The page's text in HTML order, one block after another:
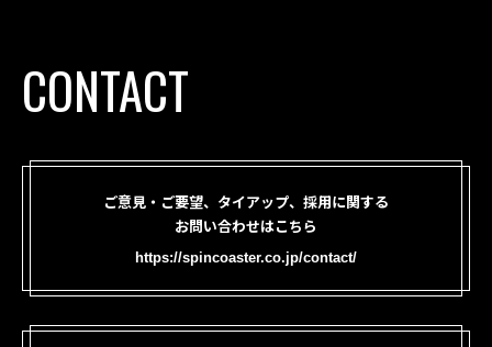
CONTACT
ご意見・ご要望、タイアップ、採用に関する
お問い合わせはこちら
https://spincoaster.co.jp/contact/